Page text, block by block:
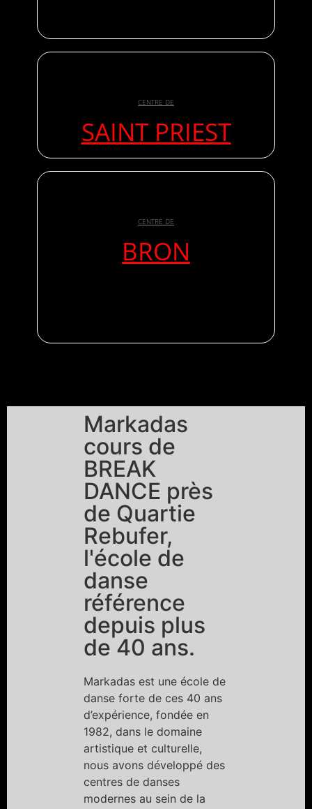
CENTRE DE
SAINT PRIEST
CENTRE DE
BRON
Markadas
cours de
BREAK
DANCE près
de Quartie
Rebufer,
l'école de
danse
référence
depuis plus
de 40 ans.
Markadas est une école de
danse forte de ces 40 ans
d’expérience, fondée en
1982, dans le domaine
artistique et culturelle,
nous avons développé des
centres de danses
modernes au sein de la